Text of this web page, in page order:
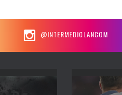
@INTERMEDIOLANCOM